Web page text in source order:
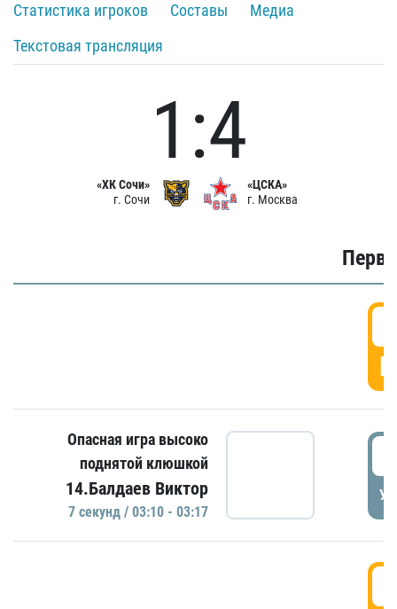
Статистика игроков
Составы
Медиа
Текстовая трансляция
«ХК Сочи»
г. Сочи
1:4
«ЦСКА»
г. Москва
Опасная игра высоко
поднятой клюшкой
14.Балдаев Виктор
7 секунд / 03:10 - 03:17